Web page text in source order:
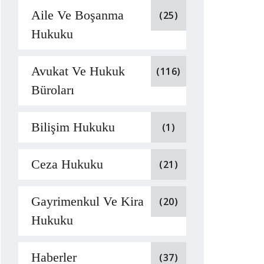
Aile Ve Boşanma
Hukuku
(25)
Avukat Ve Hukuk
Büroları
(116)
Bilişim Hukuku (1)
Ceza Hukuku (21)
Gayrimenkul Ve Kira
Hukuku
(20)
Haberler (37)